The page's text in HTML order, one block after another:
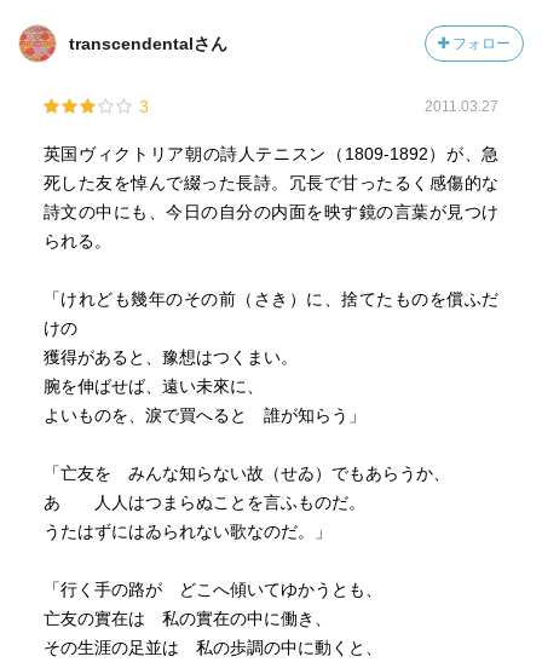
transcendentalさん フォロー
3 2011.03.27
英国ヴィクトリア朝の詩人テニスン（1809-1892）が、急
死した友を悼んで綴った長詩。冗長で甘ったるく感傷的な
詩文の中にも、今日の自分の内面を映す鏡の言葉が見つけ
られる。
「けれども幾年のその前（さき）に、捨てたものを償ふだ
けの
獲得があると、豫想はつくまい。
腕を伸ばせば、遠い未來に、
よいものを、淚で買へると 誰が知らう」
「亡友を みんな知らない故（せゐ）でもあらうか、
あゝ 人人はつまらぬことを言ふものだ。
うたはずにはゐられない歌なのだ。」
「行く手の路が どこへ傾いてゆかうとも、
亡友の實在は 私の實在の中に働き、
その生涯の足並は 私の歩調の中に動くと、